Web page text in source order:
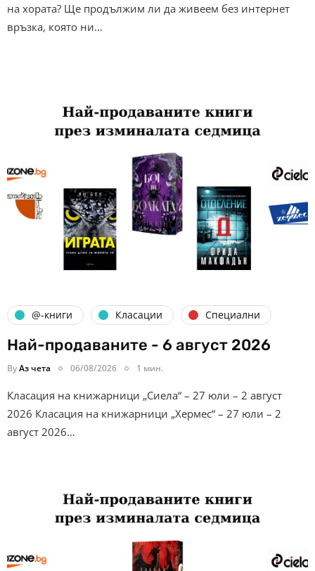
на хората? Ще продължим ли да живеем без интернет
връзка, която ни…
@-книги Класации Специални
Най-продаваните - 6 август 2026
ByАз чета 06/08/2026 1 мин.
Класация на книжарници „Сиела“ – 27 юли – 2 август
2026 Класация на книжарници „Хермес“ – 27 юли – 2
август 2026…